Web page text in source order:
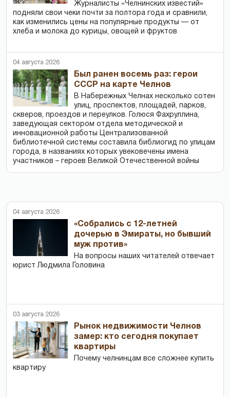
Журналисты «Челнинских известий»
подняли свои чеки почти за полтора года и сравнили,
как изменились цены на популярные продукты — от
хлеба и молока до курицы, овощей и фруктов
04 августа 2026
Был ранен восемь раз: герои
СССР на карте Челнов
В Набережных Челнах несколько сотен
улиц, проспектов, площадей, парков,
скверов, проездов и переулков. Голюся Фахруллина,
заведующая сектором отдела методической и
инновационной работы Централизованной
библиотечной системы составила библиогид по улицам
города, в названиях которых увековечены имена
участников – героев Великой Отечественной войны
04 августа 2026
«Собрались с 12-летней
дочерью в Эмираты, но бывший
муж против»
На вопросы наших читателей отвечает
юрист Людмила Головина
03 августа 2026
Рынок недвижимости Челнов
замер: кто сегодня покупает
квартиры
Почему челнинцам все сложнее купить
квартиру